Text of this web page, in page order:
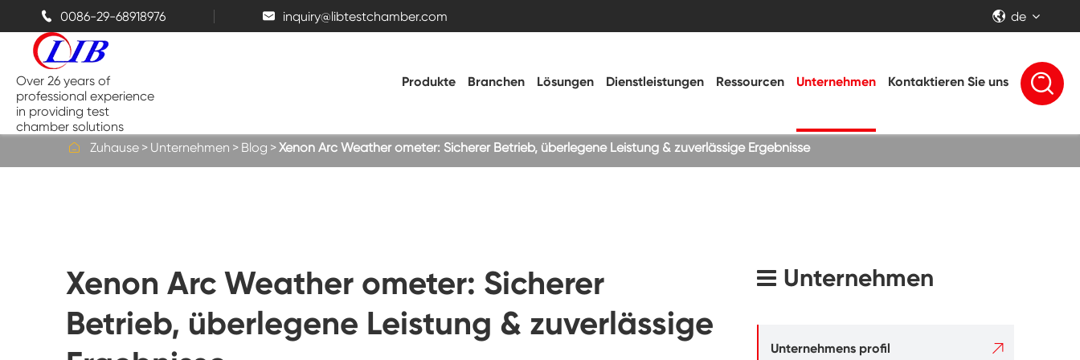
 0086-29-68918976  inquiry@libtestchamber.com  de
Over 26 years of
professional experience
in providing test
chamber solutions
Produkte
Thermische Kammern
Salz sprüh kammern
Vibrations kammer
Hohe Niedertemperatur-Test kammer
Branchen Lösungen Dienstleistungen Ressourcen Unternehmen Kontaktieren Sie uns 
 Zuhause Unternehmen Blog Xenon Arc Weather ometer: Sicherer Betrieb, überlegene Leistung & zuverlässige Ergebnisse
Xenon Arc Weather ometer: Sicherer
Betrieb, überlegene Leistung & zuverlässige
Unternehmen
Unternehmens profil 